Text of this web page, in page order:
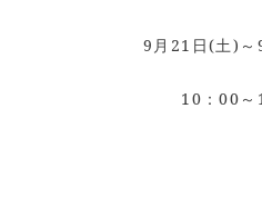
9月21日(土)～
10：00～